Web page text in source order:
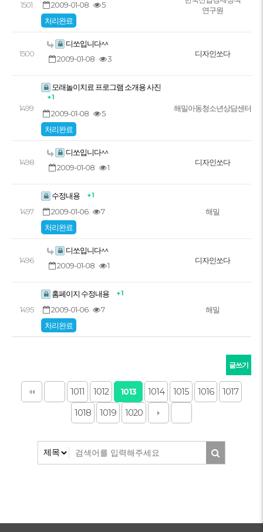
1501 2009-01-08
5
처리완료
연구원
1500
디쏘입니다^^
2009-01-08
3
디자인쏘다
1499
모래놀이치료 프로그램 소개용 사진
+ 1
2009-01-08
5
처리완료
해밀아동청소년상담센터
1498
디쏘입니다^^
2009-01-08
1
디자인쏘다
1497
수정내용 + 1
2009-01-06
7
처리완료
해밀
1496
디쏘입니다^^
2009-01-08
1
디자인쏘다
1495
홈페이지 수정내용 + 1
2009-01-06
7
처리완료
해밀
글쓰기
1011 1012 1013 1014 1015 1016
1017
1018
1019 1020